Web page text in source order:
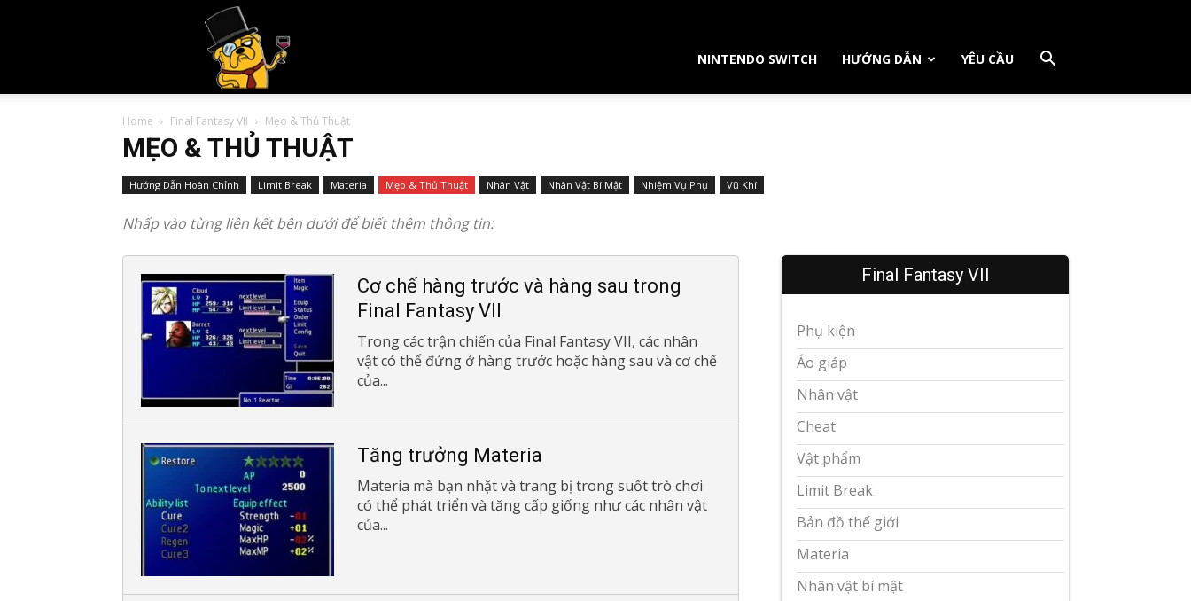
Tuốt
NINTENDO SWITCH HƯỚNG DẪN YÊU CẦU
Home Final Fantasy VII Mẹo & Thủ Thuật
MẸO & THỦ THUẬT
Hướng Dẫn Hoàn Chỉnh Limit Break Materia Mẹo & Thủ Thuật Nhân Vật Nhân Vật Bí Mật Nhiệm Vụ Phụ Vũ Khí
Nhấp vào từng liên kết bên dưới để biết thêm thông tin:
Cơ chế hàng trước và hàng sau trong
Final Fantasy VII
Trong các trận chiến của Final Fantasy VII, các nhân
vật có thể đứng ở hàng trước hoặc hàng sau và cơ chế
của...
Tăng trưởng Materia
Materia mà bạn nhặt và trang bị trong suốt trò chơi
có thể phát triển và tăng cấp giống như các nhân vật
của...
Final Fantasy VII
Phụ kiện
Áo giáp
Nhân vật
Cheat
Vật phẩm
Limit Break
Bản đồ thế giới
Materia
Nhân vật bí mật